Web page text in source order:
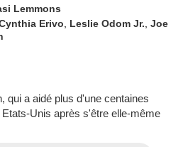
Lemmons
Erivo Leslie Odom Jr. ,Joe
qui a aidé plus d'une centaines
Unis après s'être elle-même